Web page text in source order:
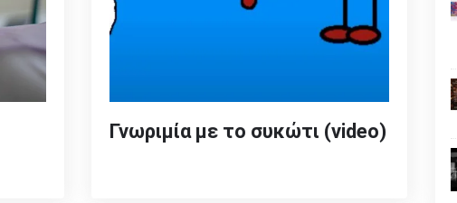
Γνωριμία με το συκώτι (video)